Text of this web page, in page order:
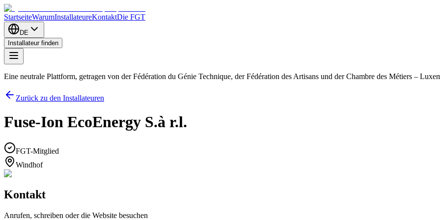
StartseiteWarumInstallateureKontaktDie FGT
DE
Installateur finden
Eine neutrale Plattform, getragen von der Fédération du Génie Technique, der Fédération des Artisans und der Chambre des Métiers –
Zurück zu den Installateuren
Fuse-Ion EcoEnergy S.à r.l.
FGT-Mitglied
Windhof
Kontakt
Anrufen, schreiben oder die Website besuchen